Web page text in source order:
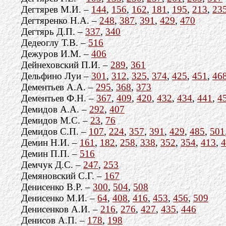
Дегтярев М.И. –144,156,162,181,195,213,
Дегтяренко Н.А. –248,387,391,429,470
Дегтярь Д.П. –337,340
Дедеоглу Т.В. –516
Дежуров И.М. –406
Дейнеховский П.И. –289,361
Дельфино Луи –301,312,325,374,425,451,
Дементьев А.А. –295,368,373
Дементьев Ф.Н. –367,409,420,432,434,441,
Демидов А.А. –292,407
Демидов М.С. –23,76
Демидов С.П. –107,224,357,391,429,485,501
Демин Н.И. –161,182,258,338,352,354,413,
Демин П.П. –516
Демчук Д.С. –247,253
Демяновский С.Г. –167
Денисенко В.Р. –300,504,508
Денисенко М.И. –64,408,416,453,456,509
Денисенков А.И. –216,276,427,435,446
Денисов А.П. –178,198